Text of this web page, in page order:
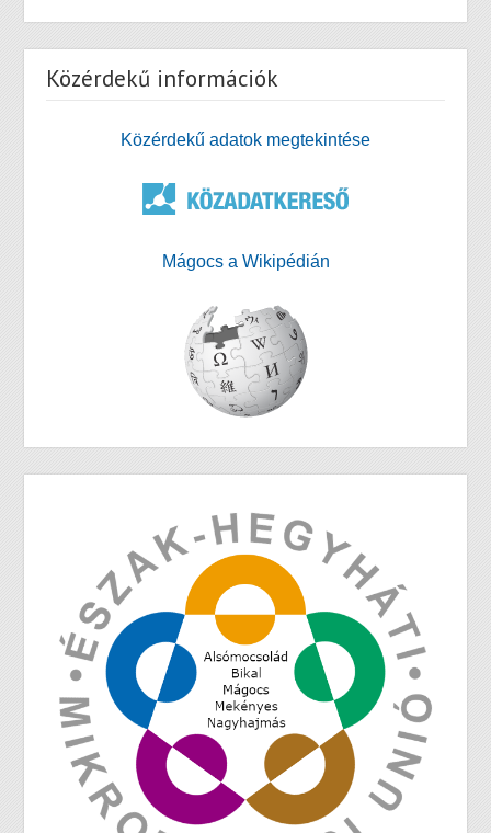
Közérdekű információk
Közérdekű adatok megtekintése
Mágocs a Wikipédián